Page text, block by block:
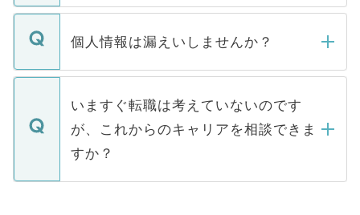
ません。
■応募殺到を避けるため 人気のある医療機
関を公にしてしまうと、応募が殺到する場
に、医療機関が求める条件に合った人材の
みを人材紹介会社に依頼するケースが増え
ています。
転職・入職を強要することは一切ありませ
ん。また、仮に応募先から内定をいただい
定を承諾する必要はありません。内定先へ
の辞退の連絡はキャリアパートナーが行い
個人情報は漏えいしませんか？
個人情報が漏えいすることはありませんの
で、ご安心ください。当サイトからの登録
などで収集したご登録者様の個人情報は、
ご本人のキャリアアップおよび転職活動の
支援を目的に使用いたします。お預かりし
ているすべての個人データはご本人の許可
いますぐ転職は考えていないのです
が、これからのキャリアを相談できま
すか？